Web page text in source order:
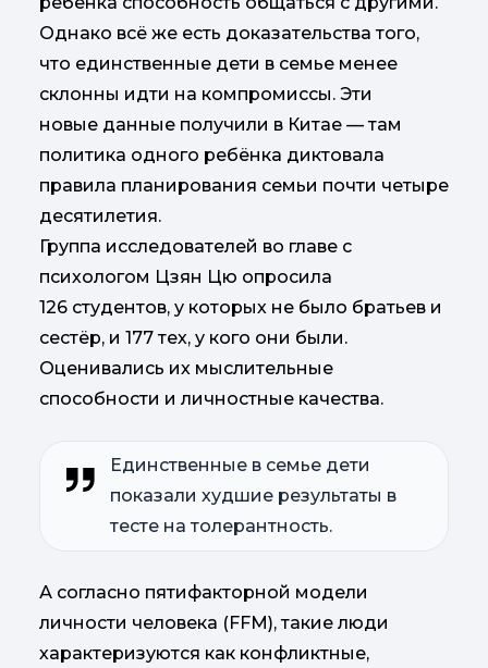
Однако всё же есть доказательства того,
что единственные дети в семье менее
склонны идти на компромиссы. Эти
новые данные получили в Китае — там
политика одного ребёнка диктовала
правила планирования семьи почти четыре
десятилетия.
Группа исследователей во главе с
психологом Цзян Цю опросила
126 студентов, у которых не было братьев и
сестёр, и 177 тех, у кого они были.
Оценивались их мыслительные
способности и личностные качества.
Единственные в семье дети
показали худшие результаты в
тесте на толерантность.
А согласно пятифакторной модели
личности человека (FFM), такие люди
характеризуются как конфликтные,